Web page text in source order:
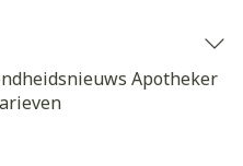
Apotheker